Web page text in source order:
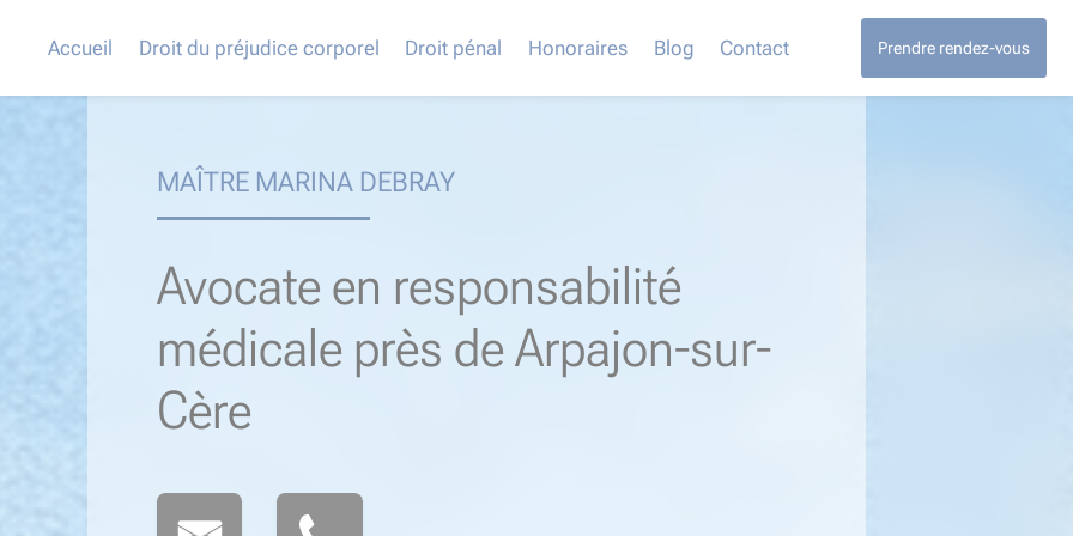
Accueil Droit du préjudice corporel Droit pénal Honoraires Blog Contact Prendre rendez-vous
MAÎTRE MARINA DEBRAY
Avocate en responsabilité
médicale près de Arpajon-sur-
Cère​